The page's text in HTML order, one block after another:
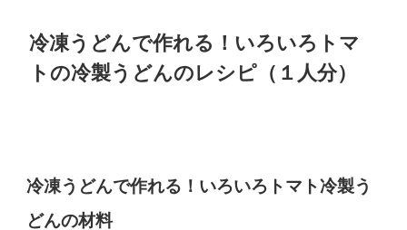
冷凍うどんで作れる！いろいろトマ
トの冷製うどんのレシピ（１人分）
冷凍うどんで作れる！いろいろトマト冷製う
どんの材料